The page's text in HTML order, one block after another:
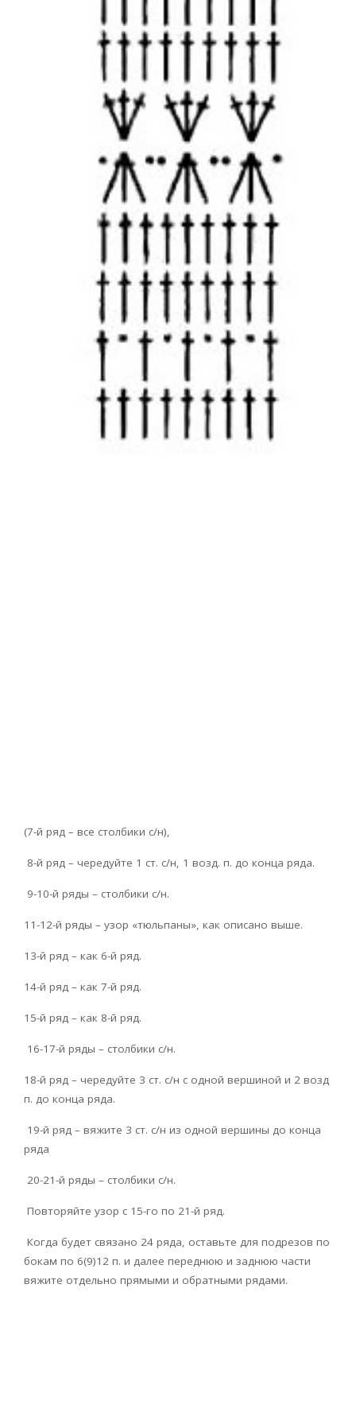
(7-й ряд – все столбики с/н),
8-й ряд – чередуйте 1 ст. с/н, 1 возд. п. до конца ряда.
9-10-й ряды – столбики с/н.
11-12-й ряды – узор «тюльпаны», как описано выше.
13-й ряд – как 6-й ряд.
14-й ряд – как 7-й ряд.
15-й ряд – как 8-й ряд.
16-17-й ряды – столбики с/н.
18-й ряд – чередуйте 3 ст. с/н с одной вершиной и 2 возд
п. до конца ряда.
19-й ряд – вяжите 3 ст. с/н из одной вершины до конца
ряда
20-21-й ряды – столбики с/н.
Повторяйте узор с 15-го по 21-й ряд.
Когда будет связано 24 ряда, оставьте для подрезов по
бокам по 6(9)12 п. и далее переднюю и заднюю части
вяжите отдельно прямыми и обратными рядами.